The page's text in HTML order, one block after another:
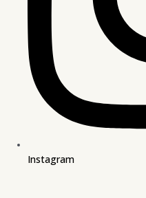
Instagram